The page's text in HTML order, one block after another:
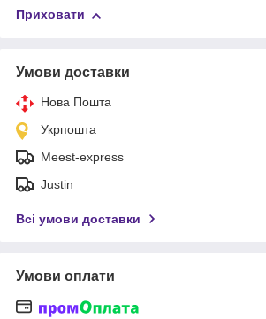
Приховати
Умови доставки
Нова Пошта
Укрпошта
Meest-express
Justin
Всі умови доставки
Умови оплати